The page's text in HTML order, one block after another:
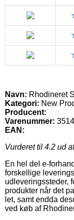
Navn: Rhodineret
Kategori: New
Producent:
Varenummer:
EAN:
Vurderet til 4.2 ud
En hel del e-
forskellige
udleveringssteder,
produkter når det
let, samt endda
ved køb af